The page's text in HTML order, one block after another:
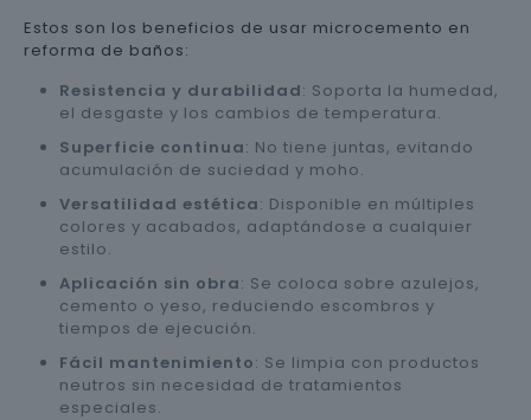
Estos son los beneficios de usar microcemento en
reforma de baños:
Resistencia y durabilidad: Soporta la humedad,
el desgaste y los cambios de temperatura.
Superficie continua: No tiene juntas, evitando
acumulación de suciedad y moho.
Versatilidad estética: Disponible en múltiples
colores y acabados, adaptándose a cualquier
estilo.
Aplicación sin obra: Se coloca sobre azulejos,
cemento o yeso, reduciendo escombros y
tiempos de ejecución.
Fácil mantenimiento: Se limpia con productos
neutros sin necesidad de tratamientos
especiales.